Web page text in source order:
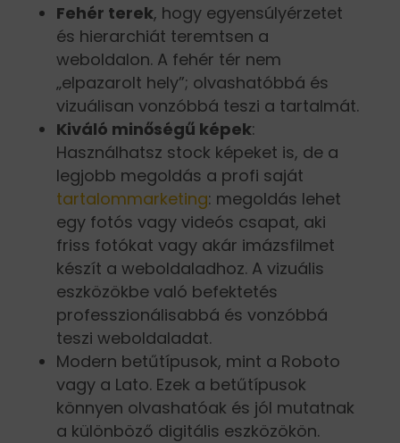
Fehér terek, hogy egyensúlyérzetet
és hierarchiát teremtsen a
weboldalon. A fehér tér nem
„elpazarolt hely”; olvashatóbbá és
vizuálisan vonzóbbá teszi a tartalmát.
Kiváló minőségű képek:
Használhatsz stock képeket is, de a
legjobb megoldás a profi saját
tartalommarketing: megoldás lehet
egy fotós vagy videós csapat, aki
friss fotókat vagy akár imázsfilmet
készít a weboldaladhoz. A vizuális
eszközökbe való befektetés
professzionálisabbá és vonzóbbá
teszi weboldaladat.
Modern betűtípusok, mint a Roboto
vagy a Lato. Ezek a betűtípusok
könnyen olvashatóak és jól mutatnak
a különböző digitális eszközökön.